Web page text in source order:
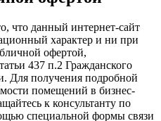
что данный интернет-сайт
характер и ни при
офертой,
437 п.2 Гражданского
Для получения подробной
помещений в бизнес-
к консультанту по
специальной формы связи